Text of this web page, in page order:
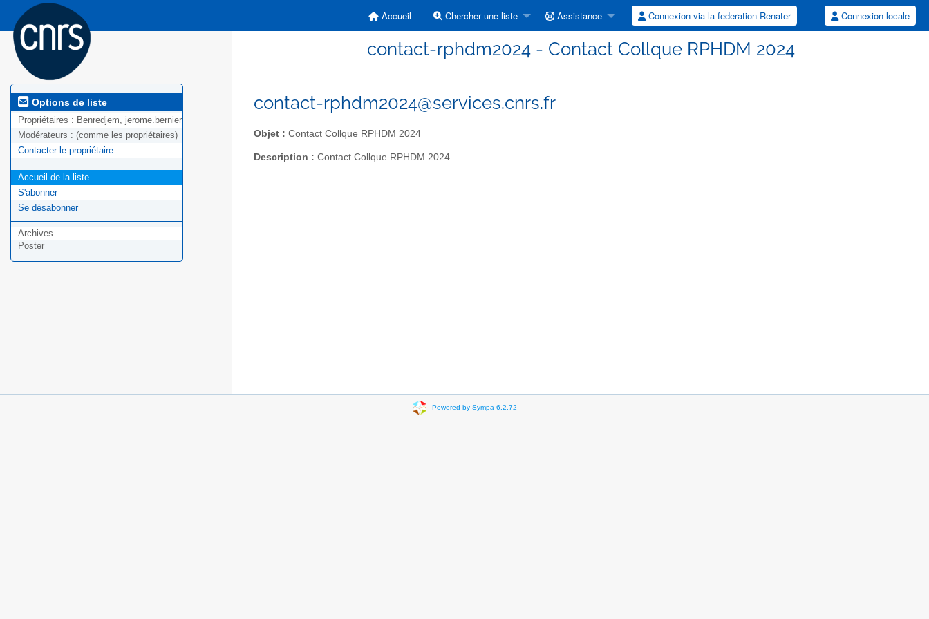
Accueil Chercher une liste Assistance Connexion via la federation Renater Connexion locale
contact-rphdm2024 - Contact Collque RPHDM 2024
Options de liste
Propriétaires : Benredjem, jerome.bernier
Modérateurs : (comme les propriétaires)
Contacter le propriétaire
Accueil de la liste
S'abonner
Se désabonner
Archives
Poster
contact-rphdm2024@services.cnrs.fr
Objet : Contact Collque RPHDM 2024
Description : Contact Collque RPHDM 2024
Powered by Sympa 6.2.72